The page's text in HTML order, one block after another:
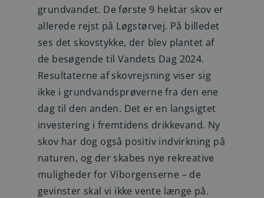
grundvandet. De første 9 hektar skov er
allerede rejst på Løgstørvej. På billedet
ses det skovstykke, der blev plantet af
de besøgende til Vandets Dag 2024.
Resultaterne af skovrejsning viser sig
ikke i grundvandsprøverne fra den ene
dag til den anden. Det er en langsigtet
investering i fremtidens drikkevand. Ny
skov har dog også positiv indvirkning på
naturen, og der skabes nye rekreative
muligheder for Viborgenserne – de
gevinster skal vi ikke vente længe på.